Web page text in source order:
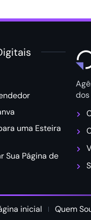
uma Esteira
Sua Página de
inicial Quem